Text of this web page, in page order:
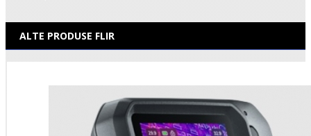
ALTE PRODUSE FLIR